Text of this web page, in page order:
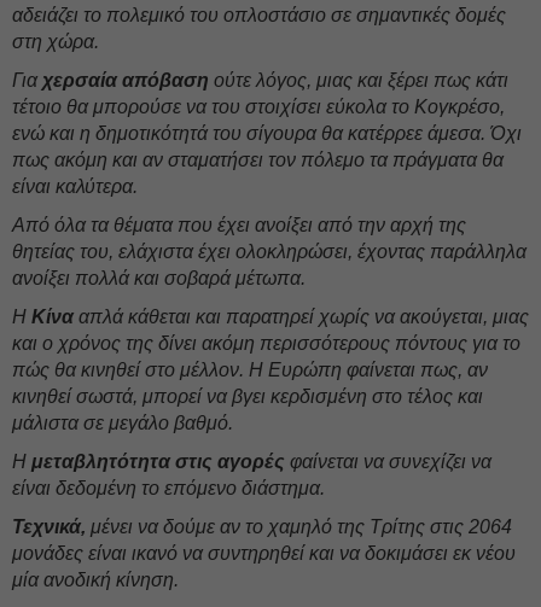
αδειάζει το πολεμικό του οπλοστάσιο σε σημαντικές δομές
στη χώρα.
Για χερσαία απόβαση ούτε λόγος, μιας και ξέρει πως κάτι
τέτοιο θα μπορούσε να του στοιχίσει εύκολα το Κογκρέσο,
ενώ και η δημοτικότητά του σίγουρα θα κατέρρεε άμεσα. Όχι
πως ακόμη και αν σταματήσει τον πόλεμο τα πράγματα θα
είναι καλύτερα.
Από όλα τα θέματα που έχει ανοίξει από την αρχή της
θητείας του, ελάχιστα έχει ολοκληρώσει, έχοντας παράλληλα
ανοίξει πολλά και σοβαρά μέτωπα.
Η Κίνα απλά κάθεται και παρατηρεί χωρίς να ακούγεται, μιας
και ο χρόνος της δίνει ακόμη περισσότερους πόντους για το
πώς θα κινηθεί στο μέλλον. Η Ευρώπη φαίνεται πως, αν
κινηθεί σωστά, μπορεί να βγει κερδισμένη στο τέλος και
μάλιστα σε μεγάλο βαθμό.
Η μεταβλητότητα στις αγορές φαίνεται να συνεχίζει να
είναι δεδομένη το επόμενο διάστημα.
Τεχνικά, μένει να δούμε αν το χαμηλό της Τρίτης στις 2064
μονάδες είναι ικανό να συντηρηθεί και να δοκιμάσει εκ νέου
μία ανοδική κίνηση.